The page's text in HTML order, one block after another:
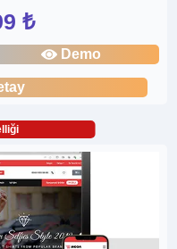
₺
Demo